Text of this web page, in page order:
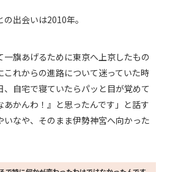
出会いは2010年。
一旗あげるために東京へ上京したもの
これからの進路について迷っていた時
自宅で寝ていたらパッと目が覚めて
あかんわ！』と思ったんです」と話す
なや、そのまま伊勢神宮へ向かった